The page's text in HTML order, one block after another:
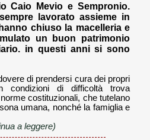
Caio Mevio e Sempronio.
lavorato assieme in
chiuso la macelleria e
un buon patrimonio
in questi anni si sono
di prendersi cura dei propri
di difficoltà trova
costituzionali, che tutelano
umana, nonché la famiglia e
a leggere)